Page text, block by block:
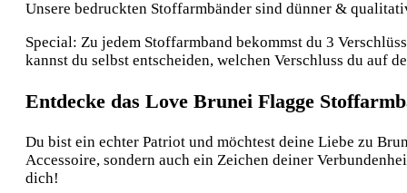
Unsere bedruckten Stoffarmbänder sind dünner &
Special: Zu jedem Stoffarmband bekommst du 3
kannst du selbst entscheiden, welchen Verschluss du auf
Entdecke das Love Brunei Flagge
Du bist ein echter Patriot und möchtest deine Liebe zu
Accessoire, sondern auch ein Zeichen deiner
dich!